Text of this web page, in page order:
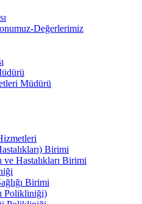
Değerlerimiz
Müdürü
Birimi
ve Hastalıkları Birimi
Birimi
Polikliniği)